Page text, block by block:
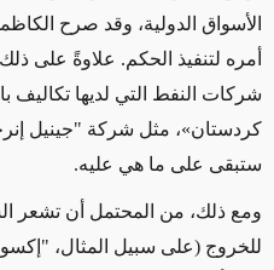
الأسواق الدولية، وقد صرح
أمره لتنفيذ الحكم. علاوةً على
شركات النفط التي لديها
ستبقى على ما هي عليه.
ومع ذلك، من المحتمل أن تشعر
للخروج (على سبيل المثال،